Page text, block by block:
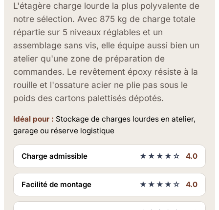
L'étagère charge lourde la plus polyvalente de
notre sélection. Avec 875 kg de charge totale
répartie sur 5 niveaux réglables et un
assemblage sans vis, elle équipe aussi bien un
atelier qu'une zone de préparation de
commandes. Le revêtement époxy résiste à la
rouille et l'ossature acier ne plie pas sous le
poids des cartons palettisés dépotés.
Idéal pour : Stockage de charges lourdes en atelier,
garage ou réserve logistique
Charge admissible ★★★★☆ 4.0
Facilité de montage ★★★★☆ 4.0